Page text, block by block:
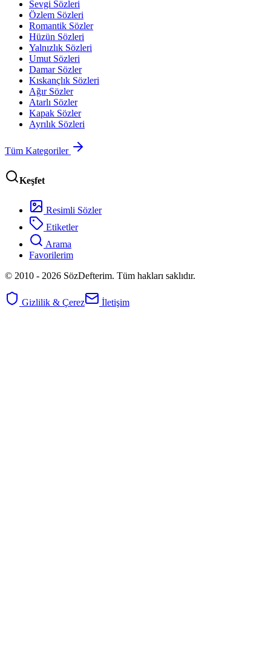
Sevgi Sözleri
Özlem Sözleri
Romantik Sözler
Hüzün Sözleri
Yalnızlık Sözleri
Umut Sözleri
Damar Sözler
Kıskançlık Sözleri
Ağır Sözler
Atarlı Sözler
Kapak Sözler
Ayrılık Sözleri
Tüm Kategoriler
Keşfet
Resimli Sözler
Etiketler
Arama
Favorilerim
© 2010 - 2026 SözDefterim. Tüm hakları saklıdır.
Gizlilik & Çerez İletişim